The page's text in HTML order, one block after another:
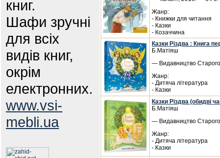
книг.
Шафи зручні
для всіх
видів книг,
окрім
електронних.
www.vsi-
mebli.ua
Жанр:
- Книжки для читання
- Казки
- Козаччина
Казки Різдва : Книга
Б.Матіяш
— Видавництво
Жанр:
- Дитяча література
- Казки
Казки Різдва (обидві
Б.Матіяш
— Видавництво
Жанр:
- Дитяча література
- Казки